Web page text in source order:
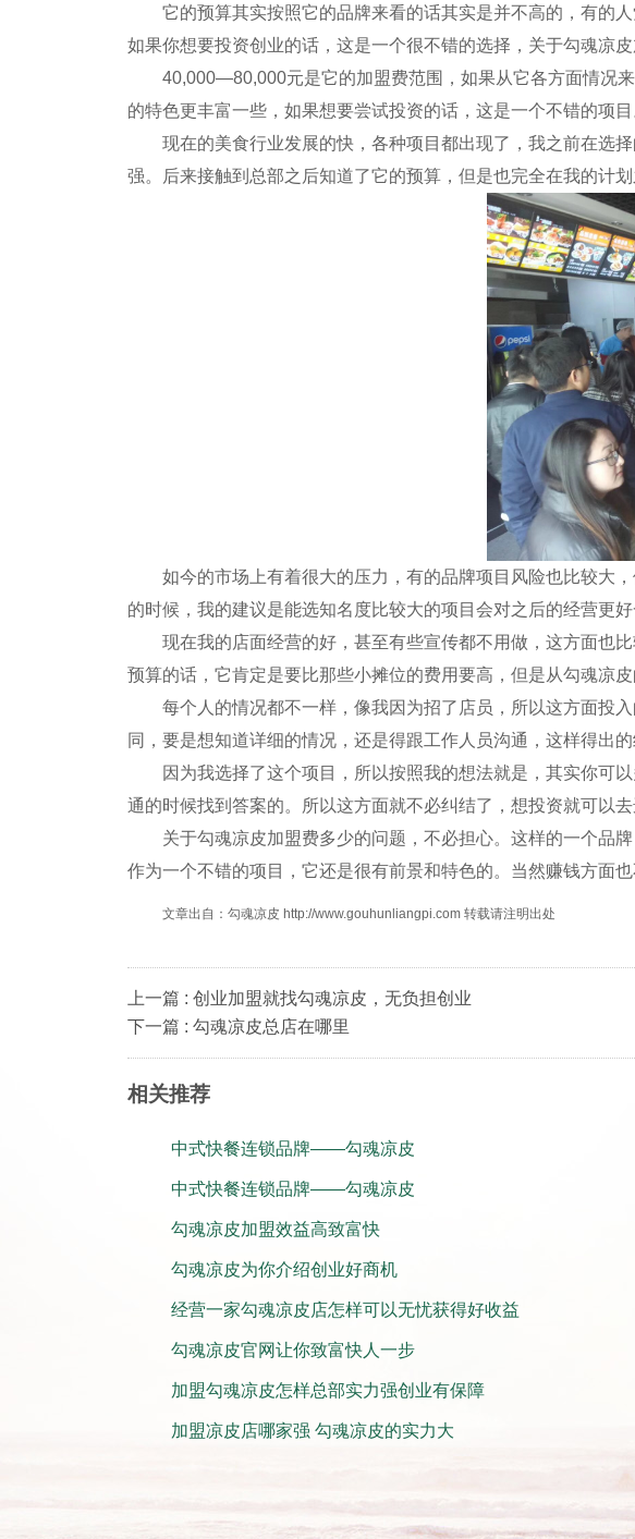
它的预算其实按照它的品牌来看的话其实是并不高的，有的人
如果你想要投资创业的话，这是一个很不错的选择，关于勾魂凉
40,000—80,000元是它的加盟费范围，如果从它各方面情况来
的特色更丰富一些，如果想要尝试投资的话，这是一个不错的项目
现在的美食行业发展的快，各种项目都出现了，我之前在选择
强。后来接触到总部之后知道了它的预算，但是也完全在我的计
如今的市场上有着很大的压力，有的品牌项目风险也比较大，
的时候，我的建议是能选知名度比较大的项目会对之后的经营更好
现在我的店面经营的好，甚至有些宣传都不用做，这方面也比
预算的话，它肯定是要比那些小摊位的费用要高，但是从勾魂凉皮
每个人的情况都不一样，像我因为招了店员，所以这方面投入
同，要是想知道详细的情况，还是得跟工作人员沟通，这样得出的
因为我选择了这个项目，所以按照我的想法就是，其实你可以
通的时候找到答案的。所以这方面就不必纠结了，想投资就可以去
关于勾魂凉皮加盟费多少的问题，不必担心。这样的一个品牌
作为一个不错的项目，它还是很有前景和特色的。当然赚钱方面
文章出自：勾魂凉皮 http://www.gouhunliangpi.com 转载请注明出处
上一篇 : 创业加盟就找勾魂凉皮，无负担创业
下一篇 : 勾魂凉皮总店在哪里
相关推荐
中式快餐连锁品牌——勾魂凉皮
中式快餐连锁品牌——勾魂凉皮
勾魂凉皮加盟效益高致富快
勾魂凉皮为你介绍创业好商机
经营一家勾魂凉皮店怎样可以无忧获得好收益
勾魂凉皮官网让你致富快人一步
加盟勾魂凉皮怎样总部实力强创业有保障
加盟凉皮店哪家强 勾魂凉皮的实力大